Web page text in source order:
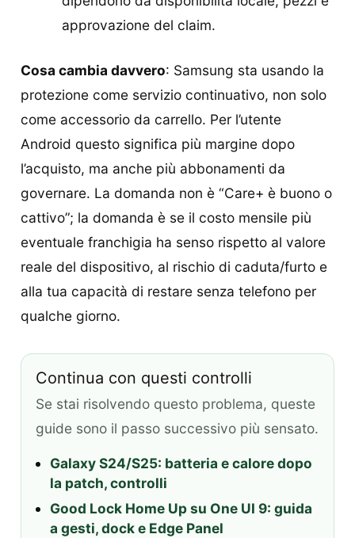
approvazione del claim.
Cosa cambia davvero: Samsung sta usando la
protezione come servizio continuativo, non solo
come accessorio da carrello. Per l’utente
Android questo significa più margine dopo
l’acquisto, ma anche più abbonamenti da
governare. La domanda non è “Care+ è buono o
cattivo”; la domanda è se il costo mensile più
eventuale franchigia ha senso rispetto al valore
reale del dispositivo, al rischio di caduta/furto e
alla tua capacità di restare senza telefono per
qualche giorno.
Continua con questi controlli
Se stai risolvendo questo problema, queste
guide sono il passo successivo più sensato.
Galaxy S24/S25: batteria e calore dopo
la patch, controlli
Good Lock Home Up su One UI 9: guida
a gesti, dock e Edge Panel